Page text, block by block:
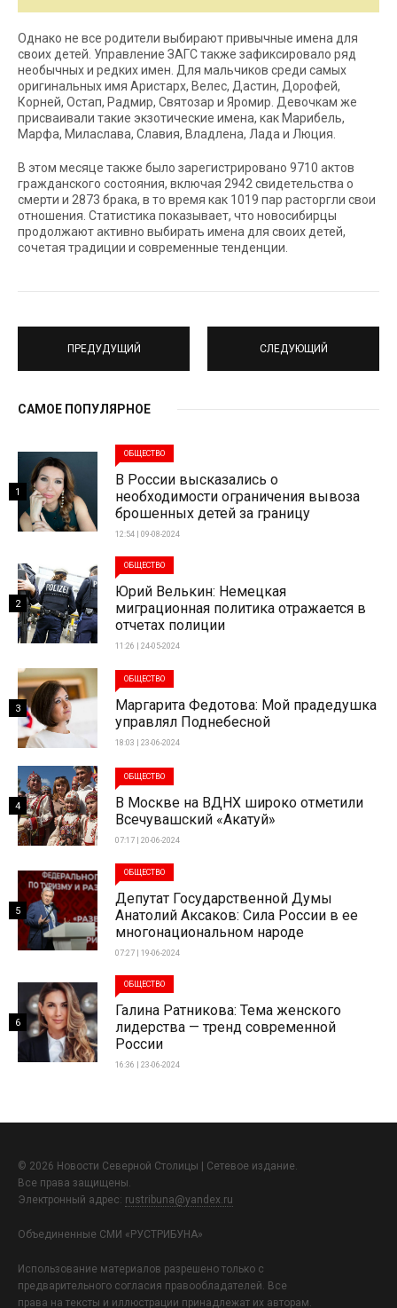
Однако не все родители выбирают привычные имена для
своих детей. Управление ЗАГС также зафиксировало ряд
необычных и редких имен. Для мальчиков среди самых
оригинальных имя Аристарх, Велес, Дастин, Дорофей,
Корней, Остап, Радмир, Святозар и Яромир. Девочкам же
присваивали такие экзотические имена, как Марибель,
Марфа, Миласлава, Славия, Владлена, Лада и Люция.
В этом месяце также было зарегистрировано 9710 актов
гражданского состояния, включая 2942 свидетельства о
смерти и 2873 брака, в то время как 1019 пар расторгли свои
отношения. Статистика показывает, что новосибирцы
продолжают активно выбирать имена для своих детей,
сочетая традиции и современные тенденции.
ПРЕДУДУЩИЙ СЛЕДУЮЩИЙ
САМОЕ ПОПУЛЯРНОЕ
ОБЩЕСТВО
В России высказались о
необходимости ограничения вывоза
брошенных детей за границу
12:54 | 09-08-2024
1
ОБЩЕСТВО
Юрий Велькин: Немецкая
миграционная политика отражается в
отчетах полиции
11:26 | 24-05-2024
2
ОБЩЕСТВО
Маргарита Федотова: Мой прадедушка
управлял Поднебесной
18:03 | 23-06-2024
3
ОБЩЕСТВО
В Москве на ВДНХ широко отметили
Всечувашский «Акатуй»
07:17 | 20-06-2024
4
ОБЩЕСТВО
Депутат Государственной Думы
Анатолий Аксаков: Сила России в ее
многонациональном народе
07:27 | 19-06-2024
5
ОБЩЕСТВО
Галина Ратникова: Тема женского
лидерства — тренд современной
России
16:36 | 23-06-2024
6
© 2026 Новости Северной Столицы | Сетевое издание.
Все права защищены.
Электронный адрес: rustribuna@yandex.ru
Объединенные СМИ «РУСТРИБУНА»
Использование материалов разрешено только с
предварительного согласия правообладателей. Все
права на тексты и иллюстрации принадлежат их авторам.